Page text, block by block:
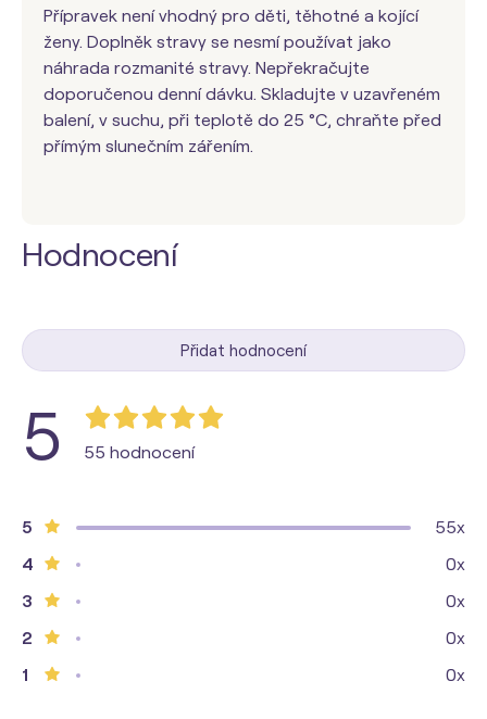
Přípravek není vhodný pro děti, těhotné a kojící
ženy. Doplněk stravy se nesmí používat jako
náhrada rozmanité stravy. Nepřekračujte
doporučenou denní dávku. Skladujte v uzavřeném
balení, v suchu, při teplotě do 25 °C, chraňte před
přímým slunečním zářením.
Hodnocení
Přidat hodnocení
5 55 hodnocení
5
55x
4
0x
3
0x
2
0x
1
0x